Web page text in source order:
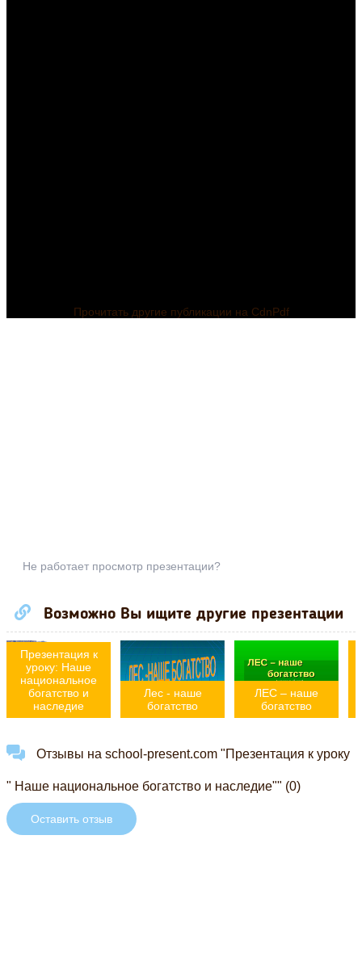
Прочитать другие публикации на CdnPdf
Не работает просмотр презентации?
Возможно Вы ищите другие презентации
Презентация к
уроку: Наше
национальное
богатство и
наследие
Лес - наше
богатство
ЛЕС – наше
богатство
Отзывы на school-present.com "Презентация к уроку
" Наше национальное богатство и наследие"" (0)
Оставить отзыв